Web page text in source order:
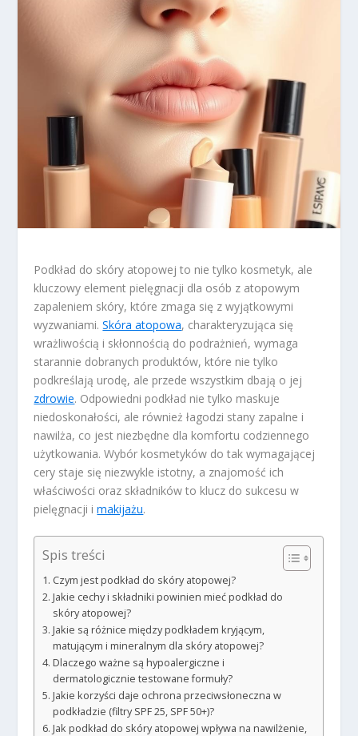
Podkład do skóry atopowej to nie tylko kosmetyk, ale
kluczowy element pielęgnacji dla osób z atopowym
zapaleniem skóry, które zmaga się z wyjątkowymi
wyzwaniami.Skóra atopowa, charakteryzująca się
wrażliwością i skłonnością do podrażnień, wymaga
starannie dobranych produktów, które nie tylko
podkreślają urodę, ale przede wszystkim dbają o jej
zdrowie. Odpowiedni podkład nie tylko maskuje
niedoskonałości, ale również łagodzi stany zapalne i
nawilża, co jest niezbędne dla komfortu codziennego
użytkowania. Wybór kosmetyków do tak wymagającej
cery staje się niezwykle istotny, a znajomość ich
właściwości oraz składników to klucz do sukcesu w
pielęgnacji imakijażu.
Spis treści
Czym jest podkład do skóry atopowej?
Jakie cechy i składniki powinien mieć podkład do
skóry atopowej?
Jakie są różnice między podkładem kryjącym,
matującym i mineralnym dla skóry atopowej?
Dlaczego ważne są hypoalergiczne i
dermatologicznie testowane formuły?
Jakie korzyści daje ochrona przeciwsłoneczna w
podkładzie (filtry SPF 25, SPF 50+)?
Jak podkład do skóry atopowej wpływa na nawilżenie,